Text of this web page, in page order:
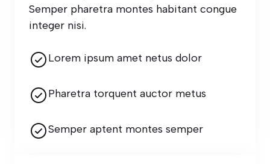
Semper pharetra montes habitant congue
integer nisi.
Lorem ipsum amet netus dolor
Pharetra torquent auctor metus
Semper aptent montes semper